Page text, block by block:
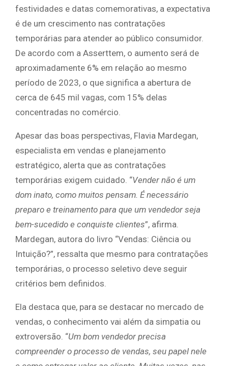
festividades e datas comemorativas, a expectativa
é de um crescimento nas contratações
temporárias para atender ao público consumidor.
De acordo com a Asserttem, o aumento será de
aproximadamente 6% em relação ao mesmo
período de 2023, o que significa a abertura de
cerca de 645 mil vagas, com 15% delas
concentradas no comércio.
Apesar das boas perspectivas, Flavia Mardegan,
especialista em vendas e planejamento
estratégico, alerta que as contratações
temporárias exigem cuidado. “Vender não é um
dom inato, como muitos pensam. É necessário
preparo e treinamento para que um vendedor seja
bem-sucedido e conquiste clientes”, afirma.
Mardegan, autora do livro “Vendas: Ciência ou
Intuição?”, ressalta que mesmo para contratações
temporárias, o processo seletivo deve seguir
critérios bem definidos.
Ela destaca que, para se destacar no mercado de
vendas, o conhecimento vai além da simpatia ou
extroversão. “Um bom vendedor precisa
compreender o processo de vendas, seu papel nele